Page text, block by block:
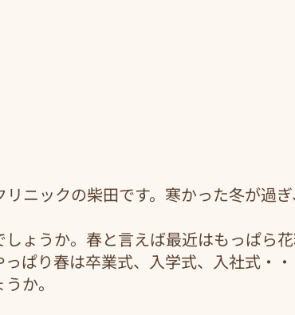
ニックの柴田です。寒かった冬が過
ょうか。春と言えば最近はもっぱら
ぱり春は卒業式、入学式、入社式・
か。